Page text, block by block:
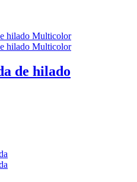
de hilado